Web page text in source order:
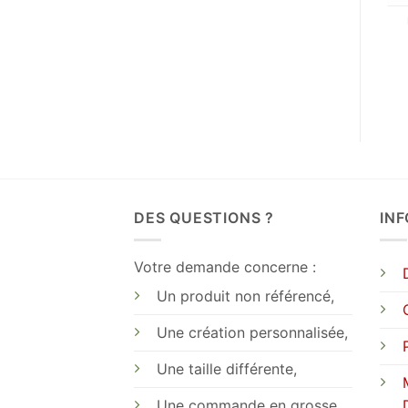
DES QUESTIONS ?
Votre demande concerne :
Un produit non référencé,
Une création personnalisée,
Une taille différente,